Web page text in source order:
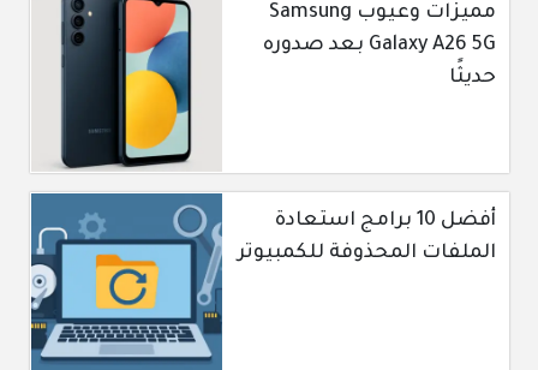
مميزات وعيوب Samsung
Galaxy A26 5G بعد صدوره
حديثًا
أفضل 10 برامج استعادة
الملفات المحذوفة للكمبيوتر